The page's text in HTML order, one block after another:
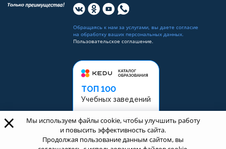
ТОП 100
Учебных заведений
Рейтинг: 5
Обращаясь к нам за услугами, вы даете согласие
на обработку ваших персональных данных.
Пользовательское соглашение.
×
Мы используем файлы cookie, чтобы улучшить работу
и повысить эффективность сайта.
Продолжая пользование данным сайтом, вы